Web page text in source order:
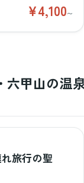
¥4,100〜
六甲山の温
れ旅行の聖